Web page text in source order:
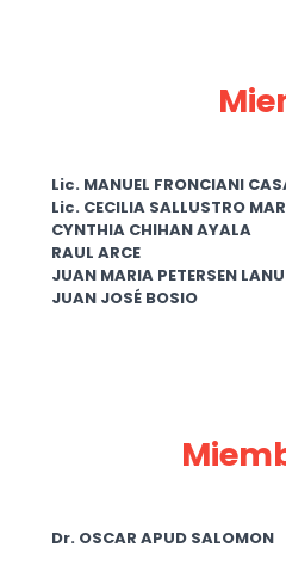
Lic. MANUEL FRONCIANI
Lic. CECILIA SALLUSTRO
CYNTHIA CHIHAN AYALA
RAUL ARCE
JUAN MARIA PETERSEN
JUAN JOSÉ BOSIO
Dr. OSCAR APUD SALOMON